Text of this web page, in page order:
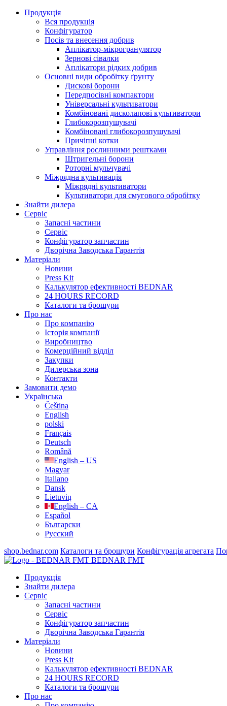
Продукція
Вся продукція
Конфігуратор
Посів та внесення добрив
Аплікатор-мікрогранулятор
Зернові сівалки
Аплікатори рідких добрив
Oсновні види обробітку ґрунту
Дискові борони
Передпосівні компактори
Універсальні культиватори
Комбіновані дисколапові культиватори
Глибокорозпушувачі
Комбіновані глибокорозпушувачі
Причіпні котки
Управління рослинними рештками
Штригельні борони
Pоторні мульчувачі
Міжрядна культивація
Міжрядні культиватори
Культиватори для смугового обробітку
Знайти дилера
Сервіс
Запасні частини
Сервіс
Конфігуратор запчастин
Дворічна Заводська Гарантія
Матеріали
Новини
Press Kit
Калькулятор ефективності BEDNAR
24 HOURS RECORD
Каталоги та брошури
Про нас
Про компанію
Історія компанії
Виробництво
Комерційний відділ
Закупки
Дилерська зона
Контакти
Замовити демо
Українська
Čeština
English
polski
Français
Deutsch
Română
English – US
Magyar
Italiano
Dansk
Lietuvių
English – CA
Español
Български
Русский
shop.bednar.com Каталоги та брошури Конфігурація агрегата
BEDNAR FMT
Продукція
Знайти дилера
Сервіс
Запасні частини
Сервіс
Конфігуратор запчастин
Дворічна Заводська Гарантія
Матеріали
Новини
Press Kit
Калькулятор ефективності BEDNAR
24 HOURS RECORD
Каталоги та брошури
Про нас